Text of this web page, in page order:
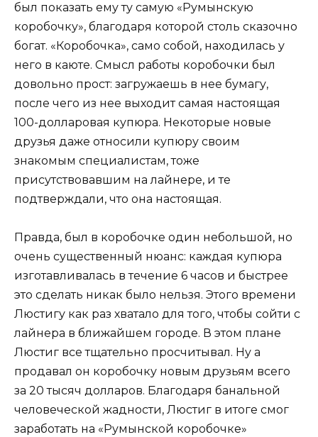
был показать ему ту самую «Румынскую
коробочку», благодаря которой столь сказочно
богат. «Коробочка», само собой, находилась у
него в каюте. Смысл работы коробочки был
довольно прост: загружаешь в нее бумагу,
после чего из нее выходит самая настоящая
100-долларовая купюра. Некоторые новые
друзья даже относили купюру своим
знакомым специалистам, тоже
присутствовавшим на лайнере, и те
подтверждали, что она настоящая.
Правда, был в коробочке один небольшой, но
очень существенный нюанс: каждая купюра
изготавливалась в течение 6 часов и быстрее
это сделать никак было нельзя. Этого времени
Люстигу как раз хватало для того, чтобы сойти с
лайнера в ближайшем городе. В этом плане
Люстиг все тщательно просчитывал. Ну а
продавал он коробочку новым друзьям всего
за 20 тысяч долларов. Благодаря банальной
человеческой жадности, Люстиг в итоге смог
заработать на «Румынской коробочке»